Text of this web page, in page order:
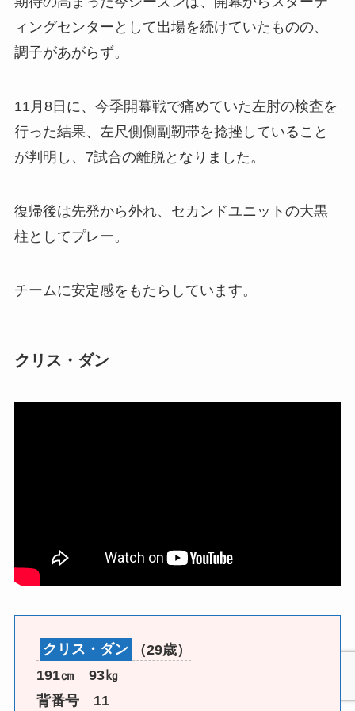
ィングセンターとして出場を続けていたものの、
調子があがらず。
11月8日に、今季開幕戦で痛めていた左肘の検査を
行った結果、左尺側側副靭帯を捻挫していること
が判明し、7試合の離脱となりました。
復帰後は先発から外れ、セカンドユニットの大黒
柱としてプレー。
チームに安定感をもたらしています。
クリス・ダン
クリス・ダン
（29歳）
191㎝ 93㎏
背番号 11